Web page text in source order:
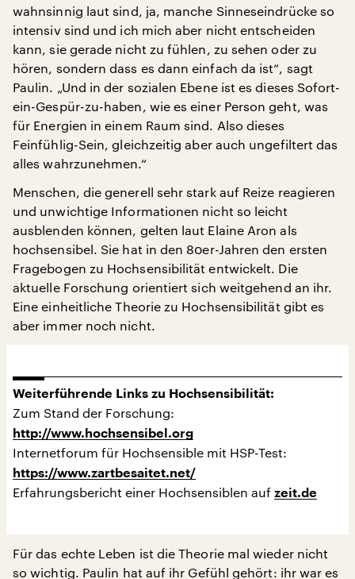
wahnsinnig laut sind, ja, manche Sinneseindrücke so
intensiv sind und ich mich aber nicht entscheiden
kann, sie gerade nicht zu fühlen, zu sehen oder zu
hören, sondern dass es dann einfach da ist“, sagt
Paulin. „Und in der sozialen Ebene ist es dieses Sofort-
ein-Gespür-zu-haben, wie es einer Person geht, was
für Energien in einem Raum sind. Also dieses
Feinfühlig-Sein, gleichzeitig aber auch ungefiltert das
alles wahrzunehmen.“
Menschen, die generell sehr stark auf Reize reagieren
und unwichtige Informationen nicht so leicht
ausblenden können, gelten laut Elaine Aron als
hochsensibel. Sie hat in den 80er-Jahren den ersten
Fragebogen zu Hochsensibilität entwickelt. Die
aktuelle Forschung orientiert sich weitgehend an ihr.
Eine einheitliche Theorie zu Hochsensibilität gibt es
aber immer noch nicht.
Weiterführende Links zu Hochsensibilität:
Zum Stand der Forschung:
http://www.hochsensibel.org
Internetforum für Hochsensible mit HSP-Test:
https://www.zartbesaitet.net/
Erfahrungsbericht einer Hochsensiblen auf zeit.de
Für das echte Leben ist die Theorie mal wieder nicht
so wichtig. Paulin hat auf ihr Gefühl gehört: ihr war es